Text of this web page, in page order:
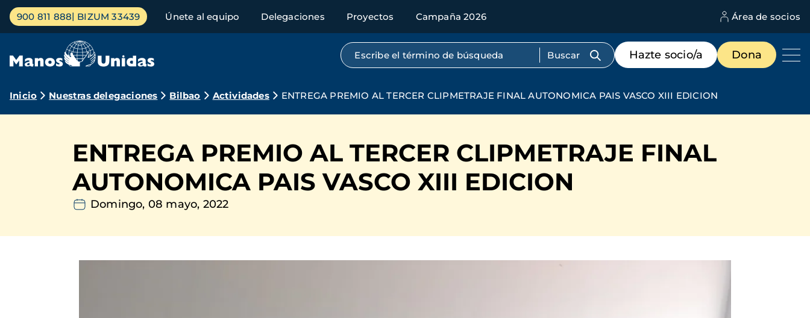
Pasar
contenido
Menú
principal
900 811 888 BIZUM 33439 Únete al equipo Delegaciones Proyectos Campaña 2026 Área de socios
Búsqueda por texto completo
Menú
de
destacados
Hazte socio/a Dona
Ruta
navegación
Inicio Nuestras delegaciones Bilbao Actividades ENTREGA PREMIO AL TERCER CLIPMETRAJE FINAL AUTONOMICA PAIS VASCO XIII EDICION
ENTREGA PREMIO AL TERCER CLIPMETRAJE FINAL
AUTONOMICA PAIS VASCO XIII EDICION
Domingo, 08 mayo, 2022